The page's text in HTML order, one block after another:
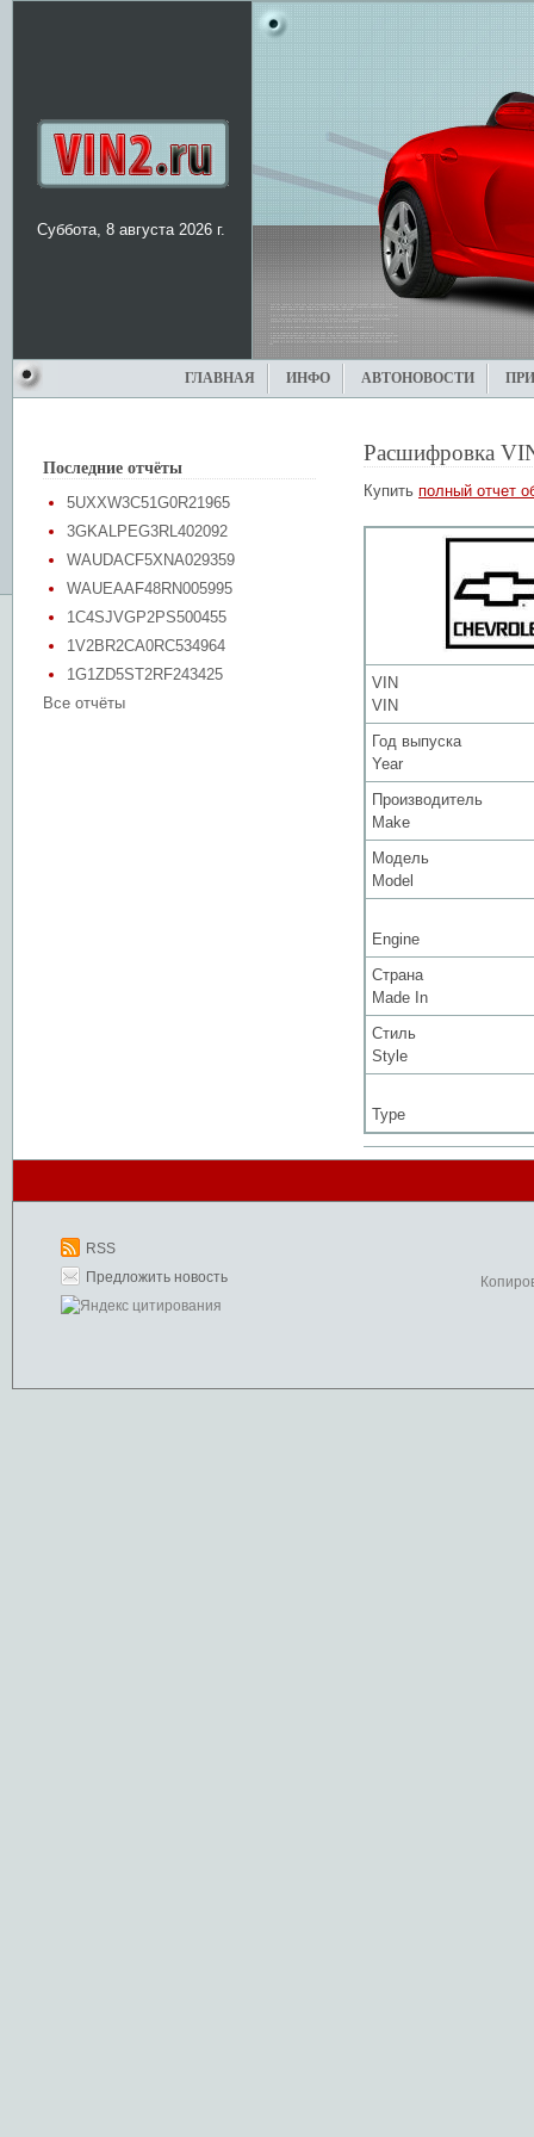
Суббота, 8 августа 2026 г.
ГЛАВНАЯ ИНФО АВТОНОВОСТИ
Последние отчёты
5UXXW3C51G0R21965
3GKALPEG3RL402092
WAUDACF5XNA029359
WAUEAAF48RN005995
1C4SJVGP2PS500455
1V2BR2CA0RC534964
1G1ZD5ST2RF243425
Все отчёты
Расшифровка
Купить полный отчет
VIN
VIN
Год выпуска
Year
Производитель
Make
Модель
Model
Engine
Страна
Made In
Стиль
Style
Type
RSS
Предложить новость